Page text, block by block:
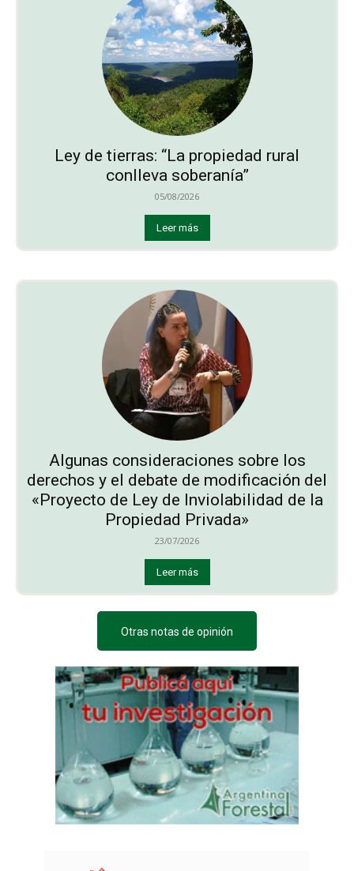
Ley de tierras: “La propiedad rural
conlleva soberanía”
05/08/2026
Leer más
Algunas consideraciones sobre los
derechos y el debate de modificación del
«Proyecto de Ley de Inviolabilidad de la
Propiedad Privada»
23/07/2026
Leer más
Otras notas de opinión